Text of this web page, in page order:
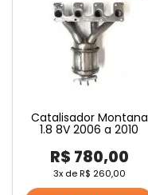
Catalisador Montana
1.8 8V 2006 a 2010
R$ 780,00
3x deR$ 260,00